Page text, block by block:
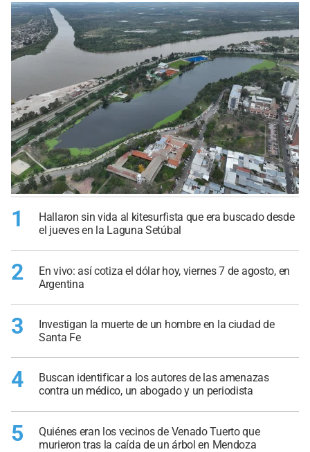
1
Hallaron sin vida al kitesurfista que era buscado desde
el jueves en la Laguna Setúbal
2
En vivo: así cotiza el dólar hoy, viernes 7 de agosto, en
Argentina
3
Investigan la muerte de un hombre en la ciudad de
Santa Fe
4
Buscan identificar a los autores de las amenazas
contra un médico, un abogado y un periodista
5
Quiénes eran los vecinos de Venado Tuerto que
murieron tras la caída de un árbol en Mendoza